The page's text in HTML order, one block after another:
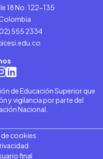
18 No. 122-135
555 2334
de Educación Superior que
y vigilancia por parte del
Nacional.
cookies
final